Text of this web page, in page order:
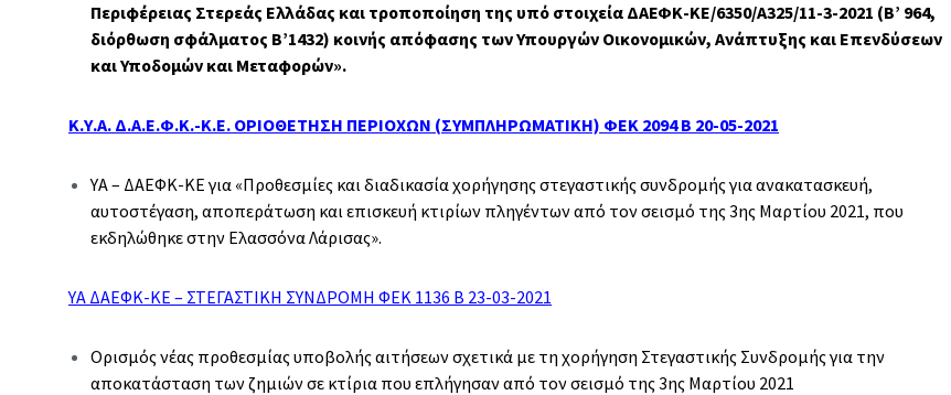
Περιφέρειας Στερεάς Ελλάδας και τροποποίηση της υπό στοιχεία ΔΑΕΦΚ-ΚΕ/6350/Α325/11-3-2021 (Β’ 964,
διόρθωση σφάλματος Β’1432) κοινής απόφασης των Υπουργών Οικονομικών, Ανάπτυξης και Επενδύσεων
και Υποδομών και Μεταφορών».
Κ.Υ.Α. Δ.Α.Ε.Φ.Κ.-Κ.Ε. ΟΡΙΟΘΕΤΗΣΗ ΠΕΡΙΟΧΩΝ (ΣΥΜΠΛΗΡΩΜΑΤΙΚΗ) ΦΕΚ 2094 Β 20-05-2021
ΥΑ – ΔΑΕΦΚ-ΚΕ για «Προθεσμίες και διαδικασία χορήγησης στεγαστικής συνδρομής για ανακατασκευή,
αυτοστέγαση, αποπεράτωση και επισκευή κτιρίων πληγέντων από τον σεισμό της 3ης Μαρτίου 2021, που
εκδηλώθηκε στην Ελασσόνα Λάρισας».
ΥΑ ΔΑΕΦΚ-ΚΕ – ΣΤΕΓΑΣΤΙΚΗ ΣΥΝΔΡΟΜΗ ΦΕΚ 1136 Β 23-03-2021
Ορισμός νέας προθεσμίας υποβολής αιτήσεων σχετικά με τη χορήγηση Στεγαστικής Συνδρομής για την
αποκατάσταση των ζημιών σε κτίρια που επλήγησαν από τον σεισμό της 3ης Μαρτίου 2021